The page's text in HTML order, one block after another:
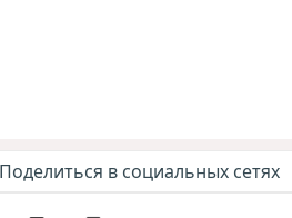
в социальных сетях